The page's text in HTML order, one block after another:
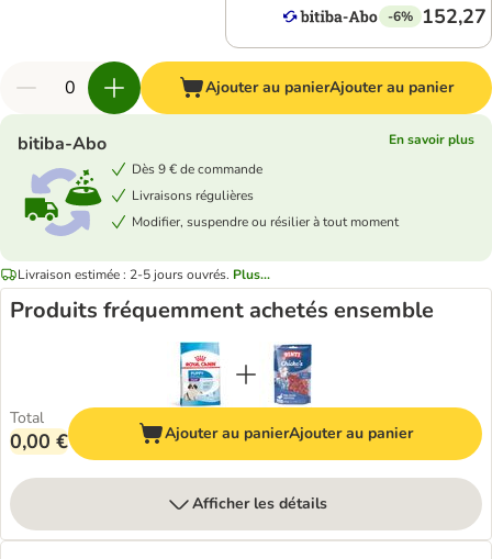
-6% 152,27
Ajouter au panierAjouter au panier
bitiba-Abo
En savoir plus
Dès 9 € de commande
Livraisons régulières
Modifier, suspendre ou résilier à tout moment
Livraison estimée : 2-5 jours ouvrés. Plus...
Produits fréquemment achetés ensemble
Total
0,00 € Ajouter au panierAjouter au panier
Afficher les détails